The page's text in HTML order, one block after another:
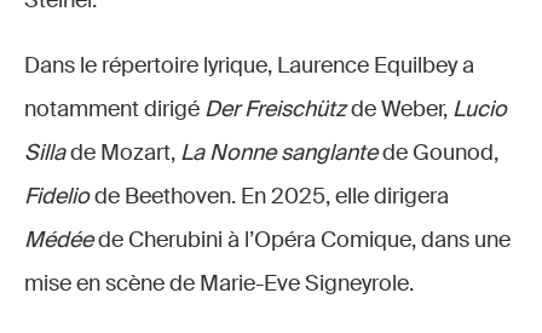
Dans le répertoire lyrique, Laurence Equilbey a
notamment dirigé Der Freischützde Weber, Lucio
Sillade Mozart, La Nonne sanglantede Gounod,
Fideliode Beethoven. En 2025, elle dirigera
Médéede Cherubini à l’Opéra Comique, dans une
mise en scène de Marie-Eve Signeyrole.